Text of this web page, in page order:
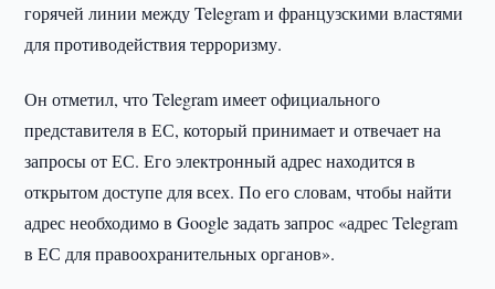
горячей линии между Telegram и французскими властями
для противодействия терроризму.
Он отметил, что Telegram имеет официального
представителя в ЕС, который принимает и отвечает на
запросы от ЕС. Его электронный адрес находится в
открытом доступе для всех. По его словам, чтобы найти
адрес необходимо в Google задать запрос «адрес Telegram
в ЕС для правоохранительных органов».